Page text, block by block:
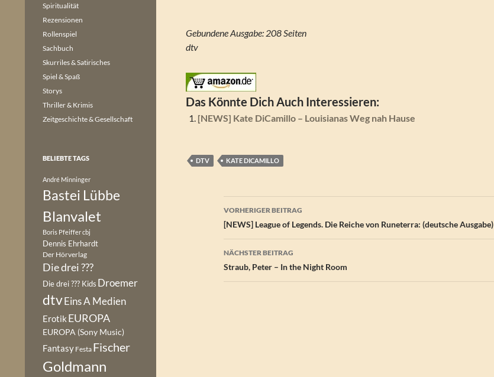
Gebundene Ausgabe: 208 Seiten
dtv
Das Könnte Dich Auch Interessieren:
[NEWS] Kate DiCamillo – Louisianas Weg nah Hause
DTV KATE DICAMILLO
Beitragsnavigation
VORHERIGER BEITRAG
[NEWS] League of Legends. Die Reiche von Runeterra: (deutsche Ausgabe)
NÄCHSTER BEITRAG
Straub, Peter – In the Night Room
Spiritualität
Rezensionen
Rollenspiel
Sachbuch
Skurriles & Satirisches
Spiel & Spaß
Storys
Thriller & Krimis
Zeitgeschichte & Gesellschaft
BELIEBTE TAGS
André Minninger
Bastei Lübbe
Blanvalet
Boris Pfeiffercbj
Dennis Ehrhardt
Der Hörverlag
Die drei ???
Die drei ??? Kids Droemer
dtvEins A Medien
Erotik EUROPA
EUROPA (Sony Music)
Fantasy Festa Fischer
Goldmann